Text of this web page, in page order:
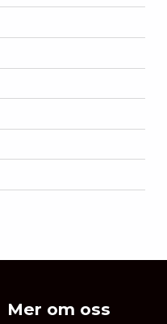
Mer om oss